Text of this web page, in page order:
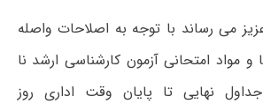
می رساند با توجه به اصلاحات واصله
مواد امتحانی آزمون کارشناسی ارشد نا
سال ۱۳۹۹،جداول نهایی تا پایان وقت اداری روز